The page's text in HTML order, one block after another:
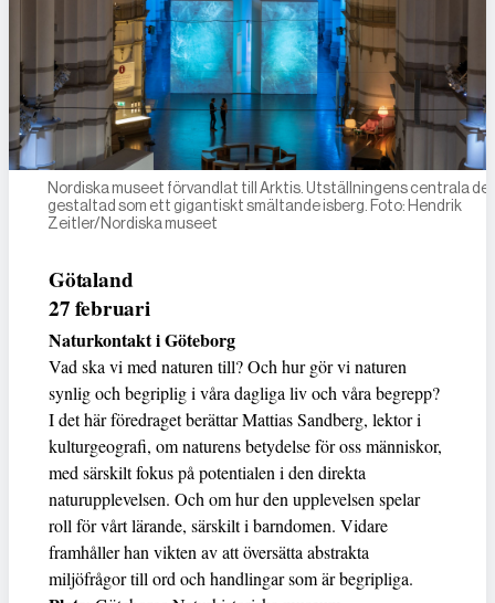
Nordiska museet förvandlat till Arktis. Utställningens centrala del
gestaltad som ett gigantiskt smältande isberg. Foto: Hendrik
Zeitler/Nordiska museet
Götaland
27 februari
Naturkontakt i Göteborg
Vad ska vi med naturen till? Och hur gör vi naturen
synlig och begriplig i våra dagliga liv och våra begrepp?
I det här föredraget berättar Mattias Sandberg, lektor i
kulturgeografi, om naturens betydelse för oss människor,
med särskilt fokus på potentialen i den direkta
naturupplevelsen. Och om hur den upplevelsen spelar
roll för vårt lärande, särskilt i barndomen. Vidare
framhåller han vikten av att översätta abstrakta
miljöfrågor till ord och handlingar som är begripliga.